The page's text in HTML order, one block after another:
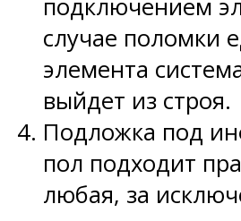
подключением
случае поломки
элемента
выйдет из строя.
Подложка под
пол подходит
любая, за